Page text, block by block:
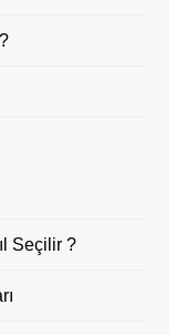
Seçilir ?